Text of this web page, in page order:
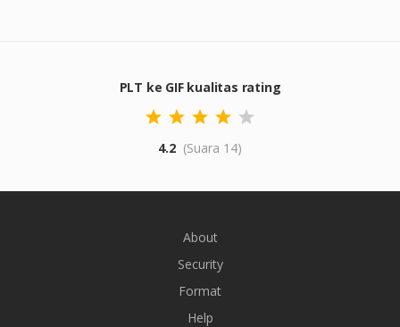
PLT ke GIF kualitas rating
4.2 (Suara 14)
About
Security
Format
Help